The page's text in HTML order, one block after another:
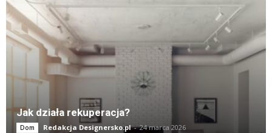
Jak działa rekuperacja?
Dom Redakcja Designersko.pl - 24 marca 2026